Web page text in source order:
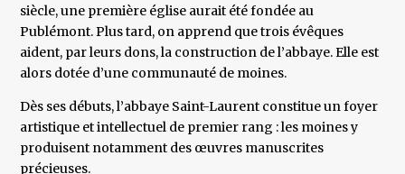
siècle, une première église aurait été fondée au
Publémont. Plus tard, on apprend que trois évêques
aident, par leurs dons, la construction de l’abbaye. Elle est
alors dotée d’une communauté de moines.
Dès ses débuts, l’abbaye Saint-Laurent constitue un foyer
artistique et intellectuel de premier rang : les moines y
produisent notamment des œuvres manuscrites
précieuses.